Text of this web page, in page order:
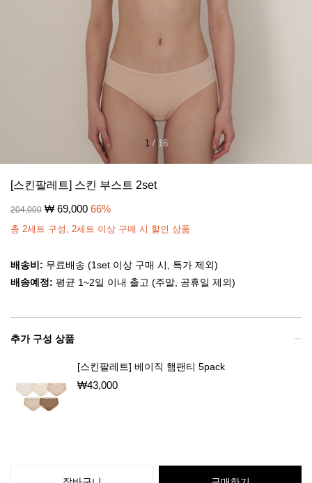
1/ 16
[스킨팔레트] 스킨 부스트 2set
204,000 ₩ 69,000 66%
총 2세트 구성, 2세트 이상 구매 시 할인 상품
배송비: 무료배송 (1set 이상 구매 시, 특가 제외)
배송예정: 평균 1~2일 이내 출고 (주말, 공휴일 제외)
추가 구성 상품
[스킨팔레트] 베이직 햄팬티 5pack
₩43,000